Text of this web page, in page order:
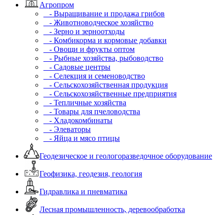
Агропром
- Выращивание и продажа грибов
- Животноводческое хозяйство
- Зерно и зерноотходы
- Комбикорма и кормовые добавки
- Овощи и фрукты оптом
- Рыбные хозяйства, рыбоводство
- Садовые центры
- Селекция и семеноводство
- Сельскохозяйственная продукция
- Сельскохозяйственные предприятия
- Тепличные хозяйства
- Товары для пчеловодства
- Хладокомбинаты
- Элеваторы
- Яйца и мясо птицы
Геодезическое и геологоразведочное оборудование
Геофизика, геодезия, геология
Гидравлика и пневматика
Лесная промышленность, деревообработка